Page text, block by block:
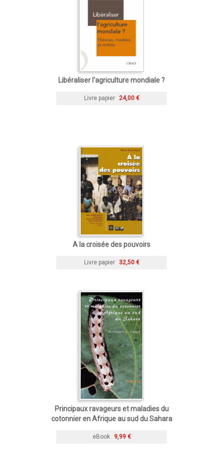
Libéraliser l'agriculture mondiale ?
Livre papier 24,00 €
A la croisée des pouvoirs
Livre papier 32,50 €
Principaux ravageurs et maladies du
cotonnier en Afrique au sud du Sahara
eBook 9,99 €